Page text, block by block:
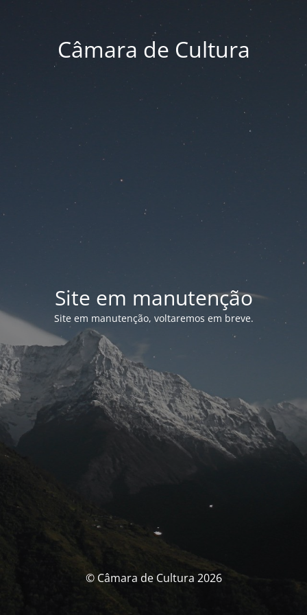
Câmara de Cultura
Site em manutenção
Site em manutenção, voltaremos em breve.
© Câmara de Cultura 2026